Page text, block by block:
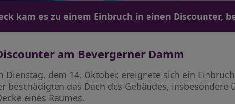
kam es zu einem Einbruch in einen Discounter,
am Bevergerner Damm
Dienstag, dem 14. Oktober, ereignete sich ein
beschädigten das Dach des Gebäudes,
eines Raumes.